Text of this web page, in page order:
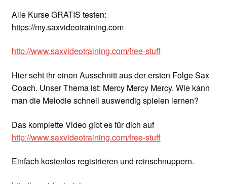
Alle Kurse GRATIS testen:
https://my.saxvideotraining.com
http://www.saxvideotraining.com/free-stuff
Hier seht ihr einen Ausschnitt aus der ersten Folge Sax
Coach. Unser Thema ist: Mercy Mercy Mercy. Wie kann
man die Melodie schnell auswendig spielen lernen?
Das komplette Video gibt es für dich auf
http://www.saxvideotraining.com/free-stuff
Einfach kostenlos registrieren und reinschnuppern.